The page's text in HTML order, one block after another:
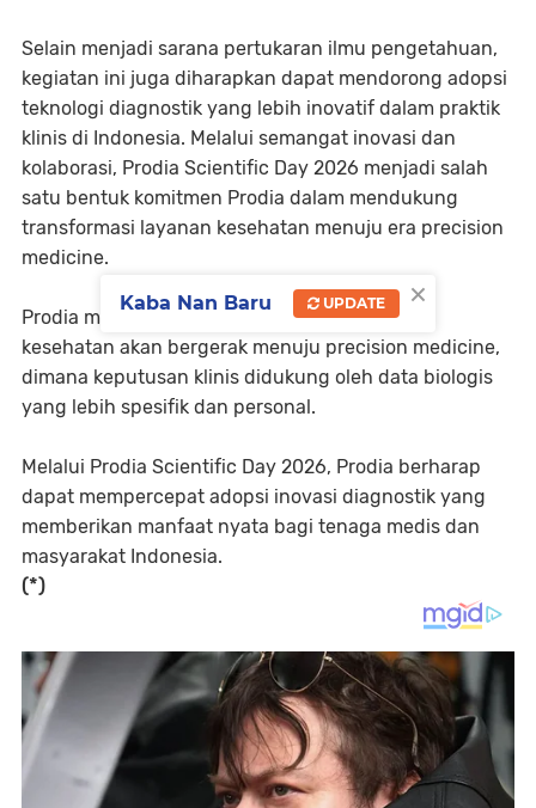
Selain menjadi sarana pertukaran ilmu pengetahuan,
kegiatan ini juga diharapkan dapat mendorong adopsi
teknologi diagnostik yang lebih inovatif dalam praktik
klinis di Indonesia. Melalui semangat inovasi dan
kolaborasi, Prodia Scientific Day 2026 menjadi salah
satu bentuk komitmen Prodia dalam mendukung
transformasi layanan kesehatan menuju era precision
medicine.
Prodia meyakini bahwa masa depan layanan
kesehatan akan bergerak menuju precision medicine,
dimana keputusan klinis didukung oleh data biologis
yang lebih spesifik dan personal.
Melalui Prodia Scientific Day 2026, Prodia berharap
dapat mempercepat adopsi inovasi diagnostik yang
memberikan manfaat nyata bagi tenaga medis dan
masyarakat Indonesia.
(*)
×
Kaba Nan Baru UPDATE